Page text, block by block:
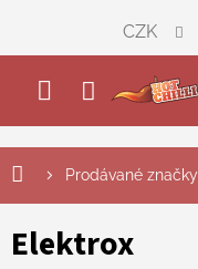
obsah
CZK
Prodávané značky
Elektrox